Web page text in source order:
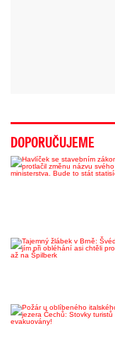
DOPORUČUJEME